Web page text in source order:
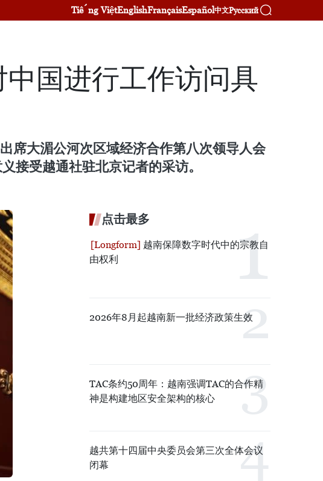
Tiếng ViệtEnglishFrançaisEspañol中文Русский
国进行工作访问具
席大湄公河次区域经济合作第八次领导人会
接受越通社驻北京记者的采访。
点击最多
越南保障数字时代中的宗教自
由权利
2026年8月起越南新一批经济政策生效
TAC条约50周年：越南强调TAC的合作精
神是构建地区安全架构的核心
越共第十四届中央委员会第三次全体会议
闭幕